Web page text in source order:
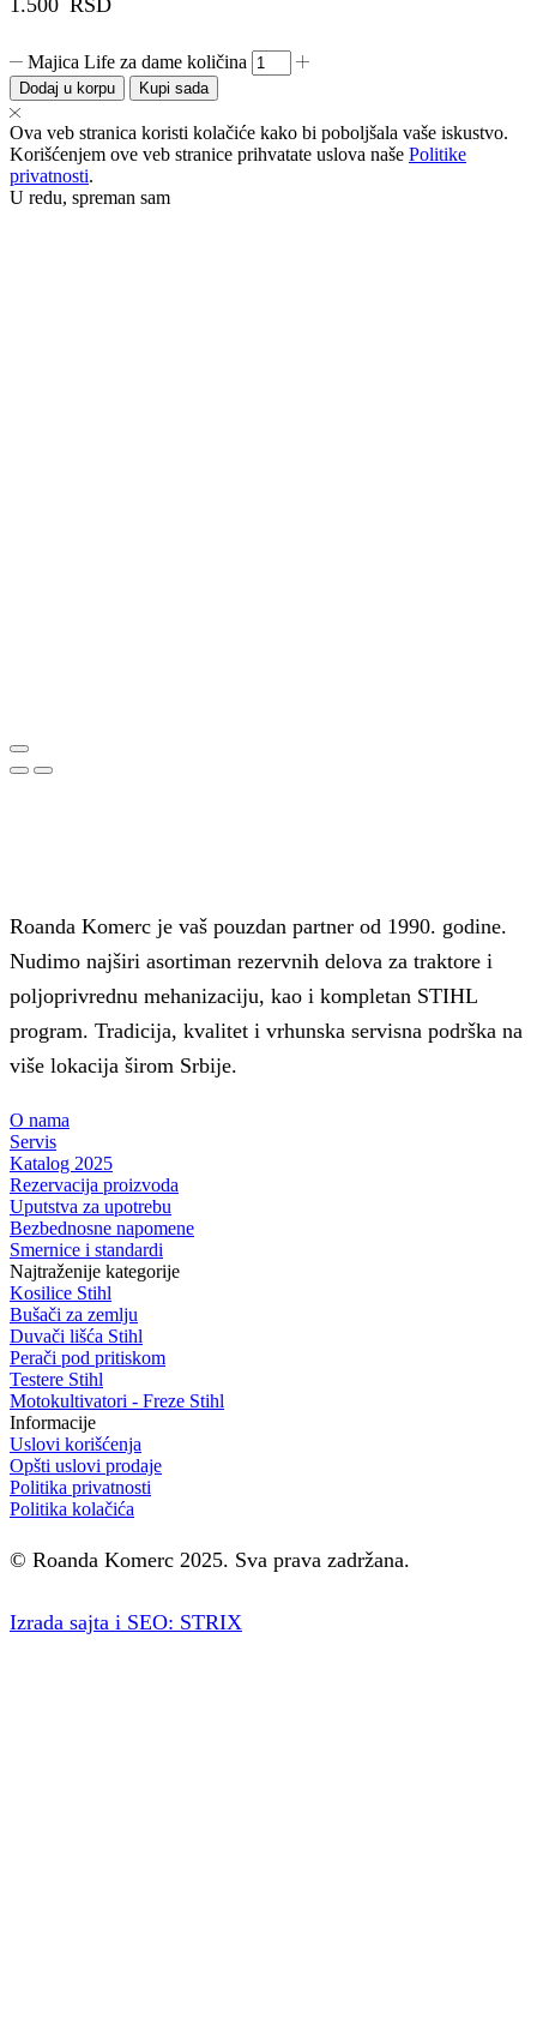
1.500 RSD
Majica Life za dame količina
Dodaj u korpu Kupi sada
Ova veb stranica koristi kolačiće kako bi poboljšala vaše iskustvo.
Korišćenjem ove veb stranice prihvatate uslova naše Politike
privatnosti.
U redu, spreman sam
Roanda Komerc je vaš pouzdan partner od 1990. godine.
Nudimo najširi asortiman rezervnih delova za traktore i
poljoprivrednu mehanizaciju, kao i kompletan STIHL
program. Tradicija, kvalitet i vrhunska servisna podrška na
više lokacija širom Srbije.
O nama
Servis
Katalog 2025
Rezervacija proizvoda
Uputstva za upotrebu
Bezbednosne napomene
Smernice i standardi
Najtraženije kategorije
Kosilice Stihl
Bušači za zemlju
Duvači lišća Stihl
Perači pod pritiskom
Testere Stihl
Motokultivatori - Freze Stihl
Informacije
Uslovi korišćenja
Opšti uslovi prodaje
Politika privatnosti
Politika kolačića
© Roanda Komerc 2025. Sva prava zadržana.
Izrada sajta i SEO: STRIX